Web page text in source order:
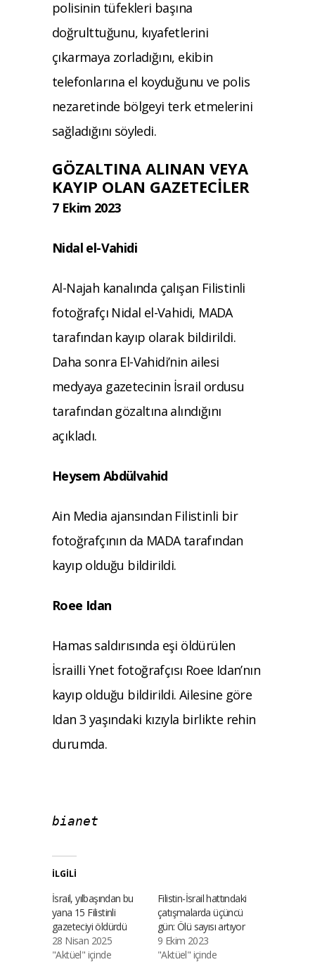
polisinin tüfekleri başına
doğrulttuğunu, kıyafetlerini
çıkarmaya zorladığını, ekibin
telefonlarına el koyduğunu ve polis
nezaretinde bölgeyi terk etmelerini
sağladığını söyledi.
GÖZALTINA ALINAN VEYA
KAYIP OLAN GAZETECILER
7 Ekim 2023
Nidal el-Vahidi
Al-Najah kanalında çalışan Filistinli
fotoğrafçı Nidal el-Vahidi, MADA
tarafından kayıp olarak bildirildi.
Daha sonra El-Vahidi’nin ailesi
medyaya gazetecinin İsrail ordusu
tarafından gözaltına alındığını
açıkladı.
Heysem Abdülvahid
Ain Media ajansından Filistinli bir
fotoğrafçının da MADA tarafından
kayıp olduğu bildirildi.
Roee Idan
Hamas saldırısında eşi öldürülen
İsrailli Ynet fotoğrafçısı Roee Idan’nın
kayıp olduğu bildirildi. Ailesine göre
Idan 3 yaşındaki kızıyla birlikte rehin
durumda.
bianet
İLGILI
İsrail, yılbaşından bu
yana 15 Filistinli
gazeteciyi öldürdü
28 Nisan 2025
"Aktüel" içinde
Filistin-İsrail hattındaki
çatışmalarda üçüncü
gün: Ölü sayısı artıyor
9 Ekim 2023
"Aktüel" içinde